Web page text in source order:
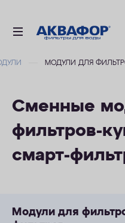
ДЛЯ ВАННОЙ
В КОТТЕДЖ
АКСЕССУАРЫ
МОДУЛИ ДЛЯ
Сменные
фильтров-
смарт-
Модули для